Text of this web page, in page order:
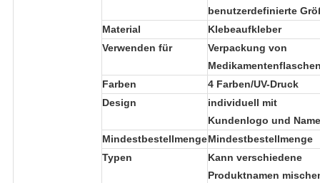
benutzerdefinierte
Material
Klebeaufkleber
Verwenden für
Verpackung von
Farben
4 Farben/UV-Druck
Design
individuell mit
Kundenlogo und
MindestbestellmengeMindestbestellmenge
Typen
Kann verschiedene
Produktnamen